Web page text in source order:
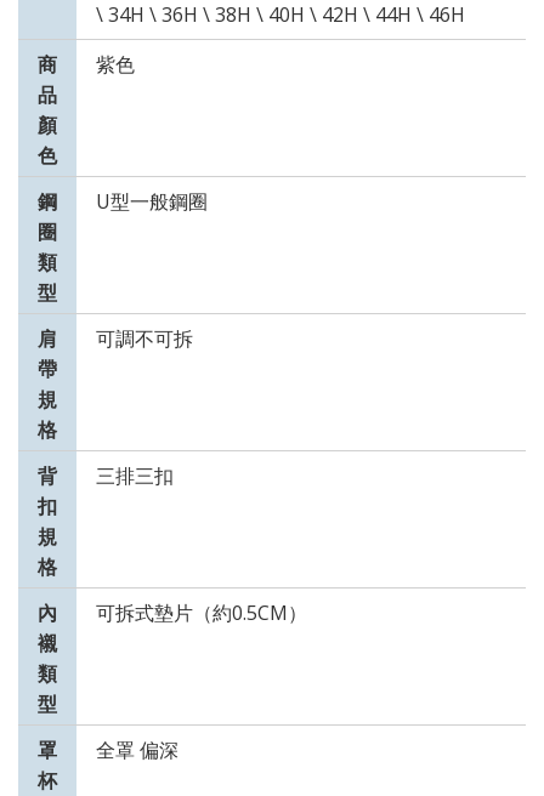
\ 34H \ 36H \ 38H \ 40H \ 42H \ 44H \ 46H
商
品
顏
色
紫色
鋼
圈
類
型
U型一般鋼圈
肩
帶
規
格
可調不可拆
背
扣
規
格
三排三扣
內
襯
類
型
可拆式墊片（約0.5CM）
罩
杯
全罩 偏深